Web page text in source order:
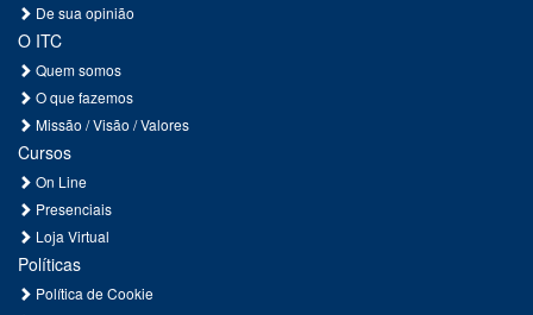
De sua opinião
O ITC
Quem somos
O que fazemos
Missão / Visão / Valores
Cursos
On Line
Presenciais
Loja Virtual
Políticas
Política de Cookie